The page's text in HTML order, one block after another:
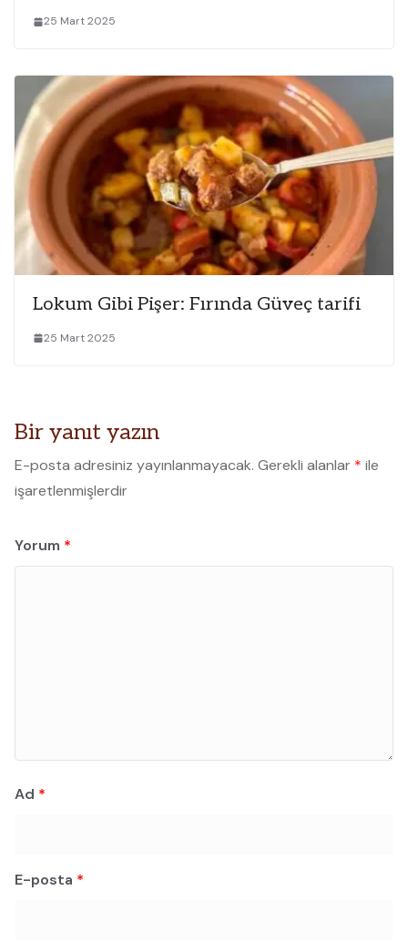
25 Mart 2025
Lokum Gibi Pişer: Fırında Güveç tarifi
25 Mart 2025
Bir yanıt yazın
E-posta adresiniz yayınlanmayacak. Gerekli alanlar * ile
işaretlenmişlerdir
Yorum *
Ad *
E-posta *